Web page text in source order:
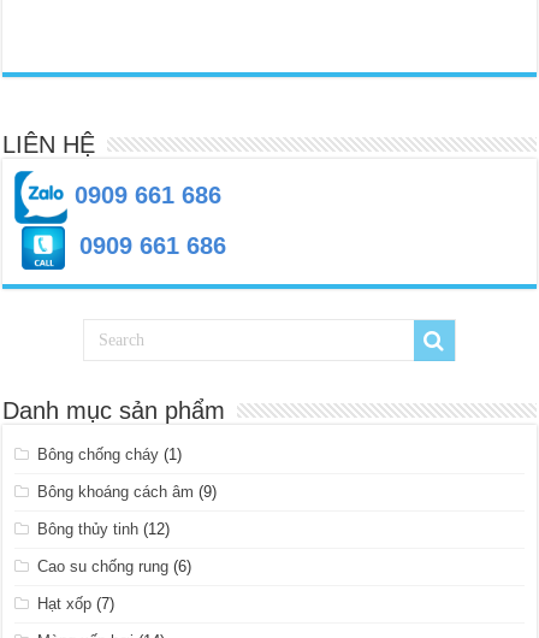
LIÊN HỆ
0909 661 686
0909 661 686
Danh mục sản phẩm
Bông chống cháy (1)
Bông khoáng cách âm (9)
Bông thủy tinh (12)
Cao su chống rung (6)
Hạt xốp (7)